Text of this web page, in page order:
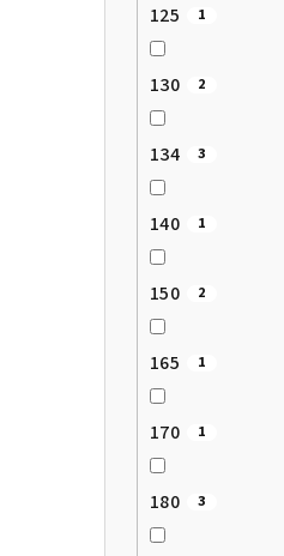
125 1
130 2
134 3
140 1
150 2
165 1
170 1
180 3